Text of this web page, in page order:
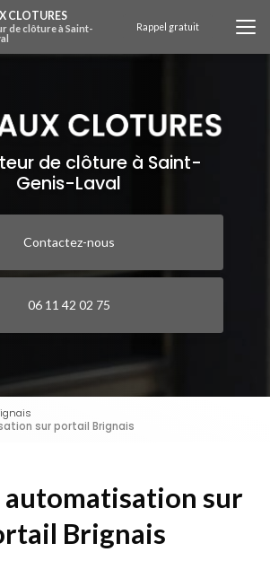
CLOTURES
Rappel gratuit
de clôture à Saint-
Genis-Laval
Contactez-nous
06 11 42 02 75
sur portail Brignais
sur
Brignais